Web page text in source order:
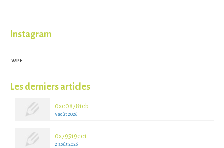
Instagram
WPF
Les derniers articles
0xe08781eb
5 août 2026
0x79519ee1
2 août 2026